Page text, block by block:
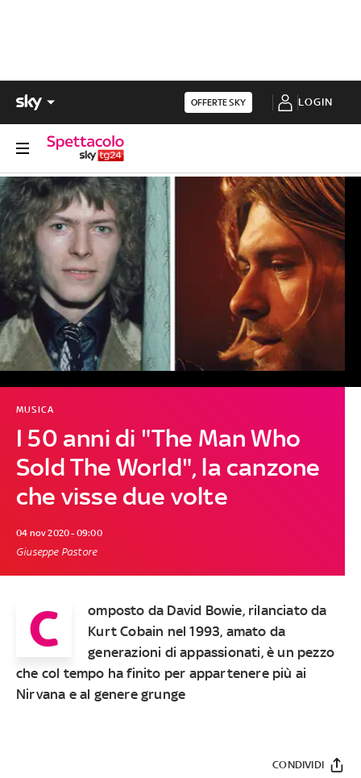
OFFERTE SKY LOGIN
I 50 anni di "The Man Who
Sold The World", la canzone
che visse due volte
MUSICA
04 nov 2020 - 09:00
Giuseppe Pastore
C
omposto da David Bowie, rilanciato da
Kurt Cobain nel 1993, amato da
generazioni di appassionati, è un pezzo
che col tempo ha finito per appartenere più ai
Nirvana e al genere grunge
CONDIVIDI